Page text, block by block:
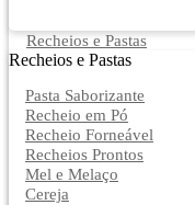
Recheios e Pastas
Recheios e Pastas
Pasta Saborizante
Recheio em Pó
Recheio Forneável
Recheios Prontos
Mel e Melaço
Cereja